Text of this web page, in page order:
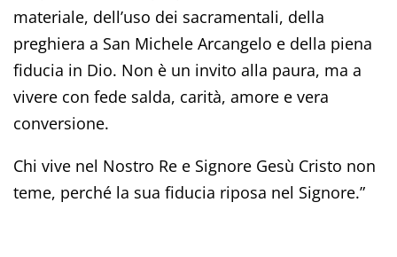
materiale, dell’uso dei sacramentali, della
preghiera a San Michele Arcangelo e della piena
fiducia in Dio. Non è un invito alla paura, ma a
vivere con fede salda, carità, amore e vera
conversione.
Chi vive nel Nostro Re e Signore Gesù Cristo non
teme, perché la sua fiducia riposa nel Signore.”